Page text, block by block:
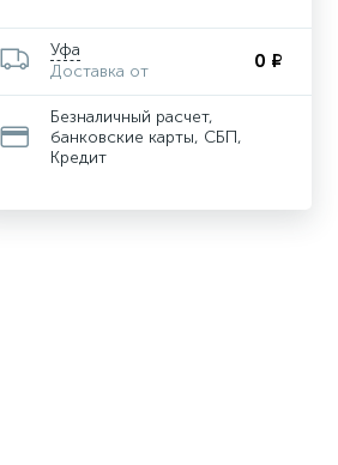
Уфа
Доставка от
0 ₽
Безналичный расчет,
банковские карты, СБП,
Кредит